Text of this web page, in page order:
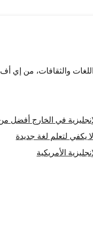
والثقافات، من إي أف
يكفي لتعلم لغة جديدة
الأمريكية